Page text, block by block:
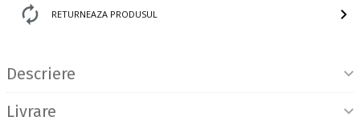
RETURNEAZA PRODUSUL
Descriere
Livrare